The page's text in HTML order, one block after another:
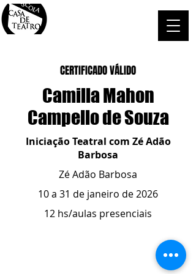
CERTIFICADO VÁLIDO
Camilla Mahon
Campello de Souza
Iniciação Teatral com Zé Adão
Barbosa
Zé Adão Barbosa
10 a 31 de janeiro de 2026
12 hs/aulas presenciais
ESCOLA CASA DE TEATRO
- whatsapp